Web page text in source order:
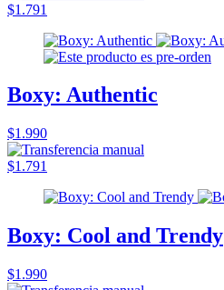
$1.791
Boxy: Authentic
$1.990
$1.791
Boxy: Cool and Trendy
$1.990